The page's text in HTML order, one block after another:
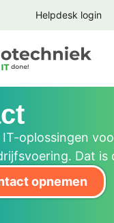
Helpdesk login
oplossingen
Dat is
opnemen